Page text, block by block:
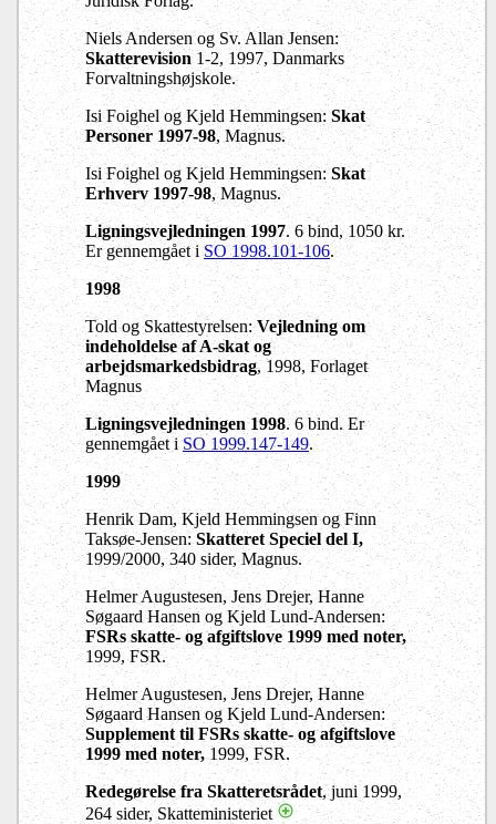
Niels Andersen og Sv. Allan Jensen:
Skatterevision1-2, 1997, Danmarks
Forvaltningshøjskole.
Isi Foighel og Kjeld Hemmingsen: Skat
Personer 1997-98, Magnus.
Isi Foighel og Kjeld Hemmingsen:Skat
Erhverv 1997-98, Magnus.
Ligningsvejledningen 1997. 6 bind, 1050 kr.
Er gennemgået iSO 1998.101-106.
1998
Told og Skattestyrelsen:Vejledning om
indeholdelse af A-skat og
arbejdsmarkedsbidrag, 1998, Forlaget
Magnus
Ligningsvejledningen 1998. 6 bind. Er
gennemgået i SO 1999.147-149.
1999
Henrik Dam, Kjeld Hemmingsen og Finn
Taksøe-Jensen:Skatteret Speciel del I,
1999/2000, 340 sider, Magnus.
Helmer Augustesen, Jens Drejer, Hanne
Søgaard Hansen og Kjeld Lund-Andersen:
FSRs skatte- og afgiftslove 1999 med noter,
1999, FSR.
Helmer Augustesen, Jens Drejer, Hanne
Søgaard Hansen og Kjeld Lund-Andersen:
Supplement til FSRs skatte- og afgiftslove
1999 med noter,1999, FSR.
Redegørelse fra Skatteretsrådet, juni 1999,
264 sider, Skatteministeriet